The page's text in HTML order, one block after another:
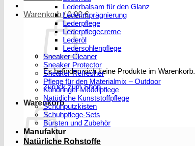
Warenkorb /0,00€
Es befinden sich keine Produkte im Warenkorb.
Zurück zum Shop
Warenkorb
Lederbalsam für den Glanz
Lederimprägnierung
Lederpflege
Lederpflegecreme
Lederöl
Ledersohlenpflege
Sneaker Cleaner
Sneaker Protector
Sneaker Refresher
Pflege für den Materialmix – Outdoor
Köndringer Möbelpflege
Natürliche Kunststoffpflege
Schuhputzkisten
Schuhpflege-Sets
Bürsten und Zubehör
Manufaktur
Natürliche Rohstoffe